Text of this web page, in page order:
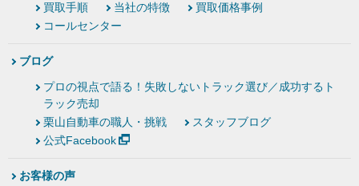
買取手順 当社の特徴
買取価格事例
コールセンター
ブログ
プロの視点で語る！失敗しないトラック選び／成功するト
ラック売却
栗山自動車の職人・挑戦
スタッフブログ
公式Facebook
お客様の声